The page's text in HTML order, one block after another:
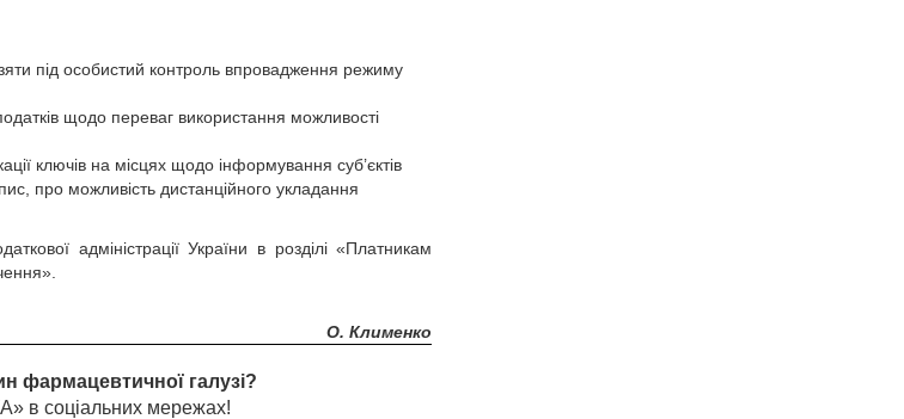
під особистий контроль­ впровадження режиму
щодо переваг використання можливості
ключів на місцях щодо інформування суб’єктів
про можливість дистанційного укладання
адміністрації України в розділі «Платникам
О. Клименко
фармацевтичної галузі?
в соціальних мережах!